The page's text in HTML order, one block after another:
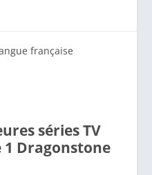
séries TV
1 Dragonstone